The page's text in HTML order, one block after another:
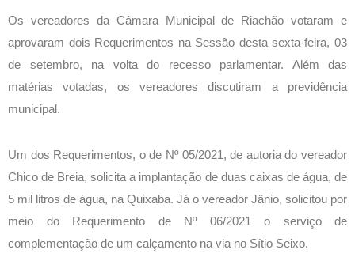
Os vereadores da Câmara Municipal de Riachão votaram e
aprovaram dois Requerimentos na Sessão desta sexta-feira, 03
de setembro, na volta do recesso parlamentar. Além das
matérias votadas, os vereadores discutiram a previdência
municipal.
Um dos Requerimentos, o de Nº 05/2021, de autoria do vereador
Chico de Breia, solicita a implantação de duas caixas de água, de
5 mil litros de água, na Quixaba. Já o vereador Jânio, solicitou por
meio do Requerimento de Nº 06/2021 o serviço de
complementação de um calçamento na via no Sítio Seixo.